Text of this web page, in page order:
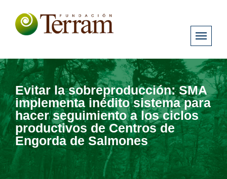
Evitar la sobreproducción: SMA
implementa inédito sistema para
hacer seguimiento a los ciclos
productivos de Centros de
Engorda de Salmones